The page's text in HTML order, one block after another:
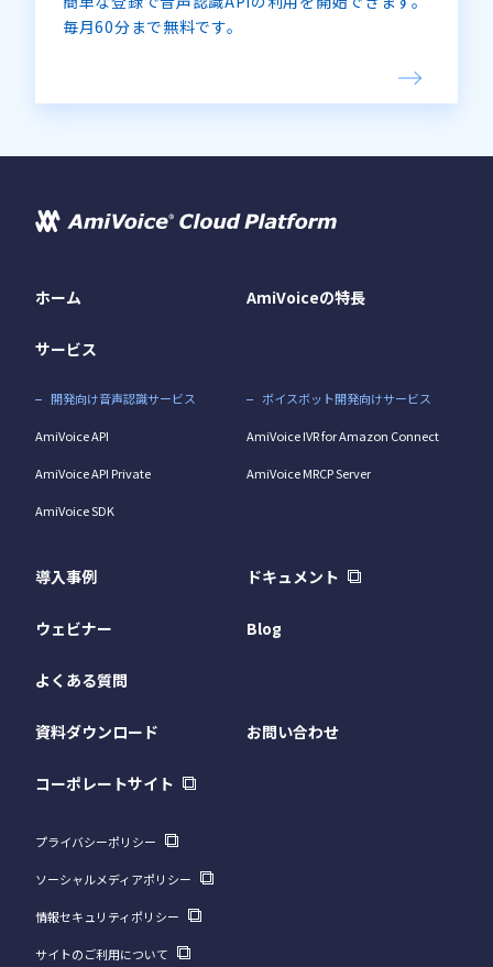
毎月60分まで無料です。
ホーム AmiVoiceの特長
サービス
開発向け音声認識サービス
AmiVoice API
AmiVoice API Private
AmiVoice SDK
ボイスボット開発向けサービス
AmiVoice IVR for Amazon Connect
AmiVoice MRCP Server
導入事例 ドキュメント
ウェビナー Blog
よくある質問
資料ダウンロード お問い合わせ
コーポレートサイト
プライバシーポリシー
ソーシャルメディアポリシー
情報セキュリティポリシー
サイトのご利用について